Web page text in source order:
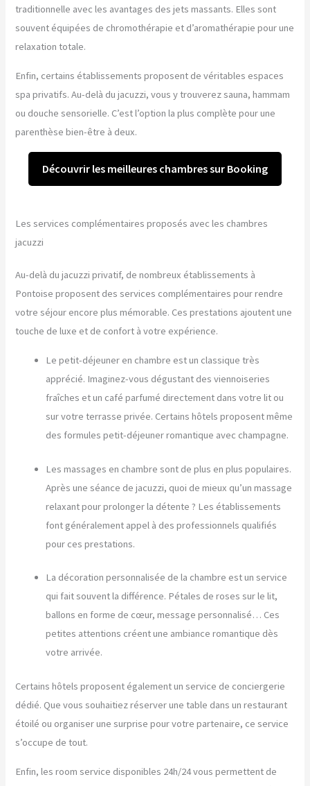
traditionnelle avec les avantages des jets massants. Elles sont
souvent équipées de chromothérapie et d’aromathérapie pour une
relaxation totale.
Enfin, certains établissements proposent de véritables espaces
spa privatifs. Au-delà du jacuzzi, vous y trouverez sauna, hammam
ou douche sensorielle. C’est l’option la plus complète pour une
parenthèse bien-être à deux.
Découvrir les meilleures chambres sur Booking
Les services complémentaires proposés avec les chambres
jacuzzi
Au-delà du jacuzzi privatif, de nombreux établissements à
Pontoise proposent des services complémentaires pour rendre
votre séjour encore plus mémorable. Ces prestations ajoutent une
touche de luxe et de confort à votre expérience.
Le petit-déjeuner en chambre est un classique très
apprécié. Imaginez-vous dégustant des viennoiseries
fraîches et un café parfumé directement dans votre lit ou
sur votre terrasse privée. Certains hôtels proposent même
des formules petit-déjeuner romantique avec champagne.
Les massages en chambre sont de plus en plus populaires.
Après une séance de jacuzzi, quoi de mieux qu’un massage
relaxant pour prolonger la détente ? Les établissements
font généralement appel à des professionnels qualifiés
pour ces prestations.
La décoration personnalisée de la chambre est un service
qui fait souvent la différence. Pétales de roses sur le lit,
ballons en forme de cœur, message personnalisé… Ces
petites attentions créent une ambiance romantique dès
votre arrivée.
Certains hôtels proposent également un service de conciergerie
dédié. Que vous souhaitiez réserver une table dans un restaurant
étoilé ou organiser une surprise pour votre partenaire, ce service
s’occupe de tout.
Enfin, les room service disponibles 24h/24 vous permettent de